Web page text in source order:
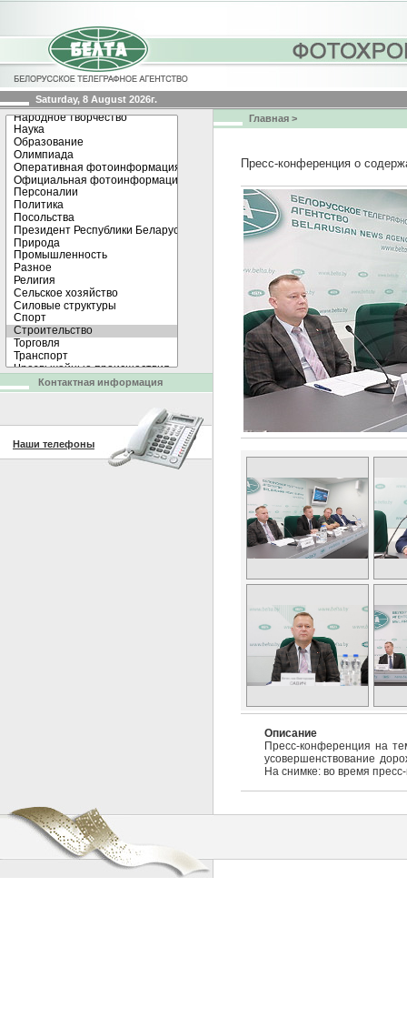
Saturday, 8 August 2026г.
Главная >
Пресс-конференция о
Описание
Пресс-конференция на
усовершенствование
На снимке: во время
Контактная информация
Наши телефоны